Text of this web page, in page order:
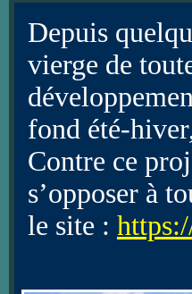
Depuis
vierge de
fond été-
Contre ce
s’opposer à
le site :